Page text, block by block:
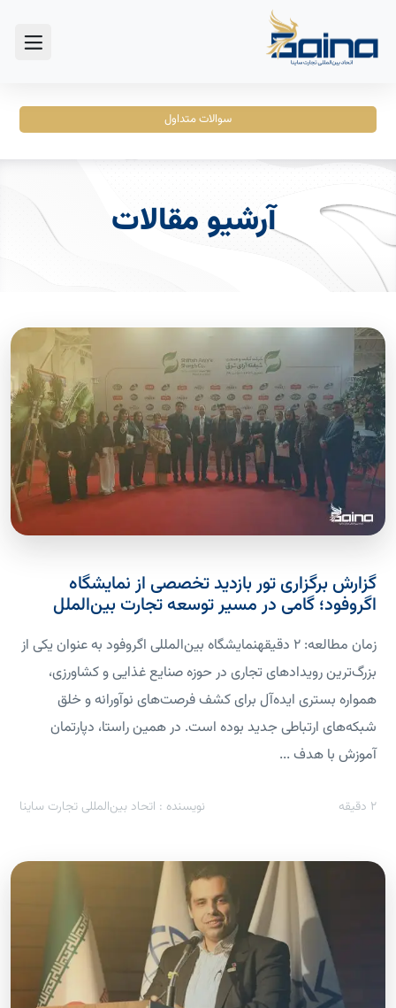
سوالات متداول
آرشیو مقالات
گزارش برگزاری تور بازدید تخصصی از نمایشگاه
اگروفود؛ گامی در مسیر توسعه تجارت بین‌الملل
زمان مطالعه: 2 دقیقهنمایشگاه بین‌المللی اگروفود به عنوان یکی از
بزرگ‌ترین رویدادهای تجاری در حوزه صنایع غذایی و کشاورزی،
همواره بستری ایده‌آل برای کشف فرصت‌های نوآورانه و خلق
شبکه‌های ارتباطی جدید بوده است. در همین راستا، دپارتمان
آموزش با هدف ...
2 دقیقه نویسنده : اتحاد بین‌المللی تجارت ساینا